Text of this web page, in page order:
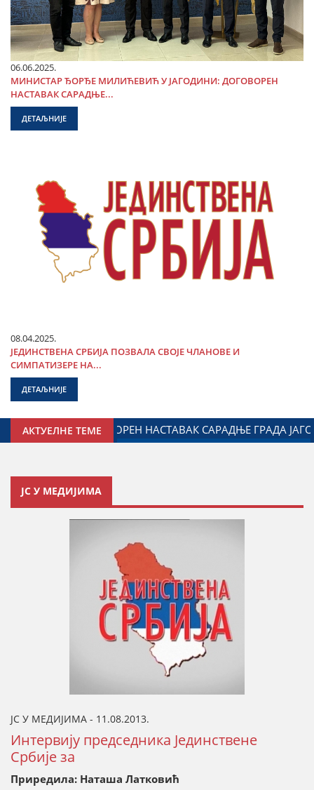
06.06.2025.
МИНИСТАР ЂОРЂЕ МИЛИЋЕВИЋ У ЈАГОДИНИ: ДОГОВОРЕН
НАСТАВАК САРАДЊЕ...
ДЕТАЉНИЈЕ
08.04.2025.
ЈЕДИНСТВЕНА СРБИЈА ПОЗВАЛА СВОЈЕ ЧЛАНОВЕ И
СИМПАТИЗЕРЕ НА...
ДЕТАЉНИЈЕ
АКТУЕЛНЕ ТЕМЕ
ОДНОСЕ СА ДИЈАСПОРОМ ДАЛИБОР МАРКОВИЋ НА
ЈС У МЕДИЈИМА
ЈС У МЕДИЈИМА - 11.08.2013.
Интервију председника Јединствене
Србије за
Приредила: Наташа Латковић